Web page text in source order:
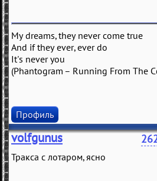
My dreams, they never come true
And if they ever, ever do
It's never you
(Phantogram – Running From The
Профиль
volfgunus
Тракса с лотаром, ясно